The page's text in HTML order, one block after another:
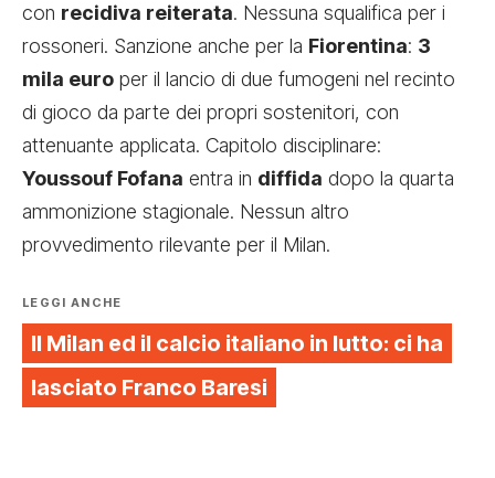
con recidiva reiterata. Nessuna squalifica per i
rossoneri. Sanzione anche per la Fiorentina: 3
mila euro per il lancio di due fumogeni nel recinto
di gioco da parte dei propri sostenitori, con
attenuante applicata. Capitolo disciplinare:
Youssouf Fofana entra in diffida dopo la quarta
ammonizione stagionale. Nessun altro
provvedimento rilevante per il Milan.
LEGGI ANCHE
Il Milan ed il calcio italiano in lutto: ci ha
lasciato Franco Baresi